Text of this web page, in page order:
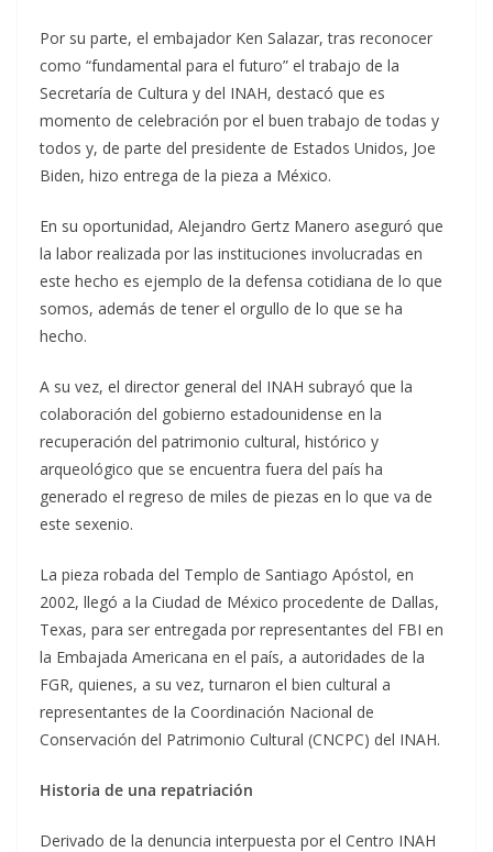
Por su parte, el embajador Ken Salazar, tras reconocer
como “fundamental para el futuro” el trabajo de la
Secretaría de Cultura y del INAH, destacó que es
momento de celebración por el buen trabajo de todas y
todos y, de parte del presidente de Estados Unidos, Joe
Biden, hizo entrega de la pieza a México.
En su oportunidad, Alejandro Gertz Manero aseguró que
la labor realizada por las instituciones involucradas en
este hecho es ejemplo de la defensa cotidiana de lo que
somos, además de tener el orgullo de lo que se ha
hecho.
A su vez, el director general del INAH subrayó que la
colaboración del gobierno estadounidense en la
recuperación del patrimonio cultural, histórico y
arqueológico que se encuentra fuera del país ha
generado el regreso de miles de piezas en lo que va de
este sexenio.
La pieza robada del Templo de Santiago Apóstol, en
2002, llegó a la Ciudad de México procedente de Dallas,
Texas, para ser entregada por representantes del FBI en
la Embajada Americana en el país, a autoridades de la
FGR, quienes, a su vez, turnaron el bien cultural a
representantes de la Coordinación Nacional de
Conservación del Patrimonio Cultural (CNCPC) del INAH.
Historia de una repatriación
Derivado de la denuncia interpuesta por el Centro INAH